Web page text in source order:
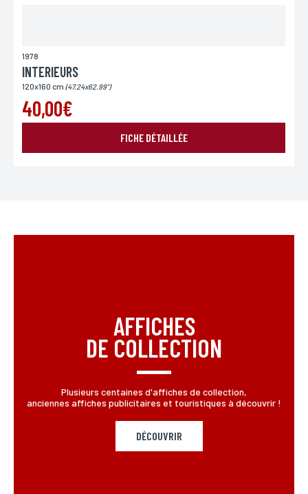
1978
INTERIEURS
120x160 cm (47.24x62.99")
40,00€
FICHE DÉTAILLÉE
AFFICHES
DE COLLECTION
Plusieurs centaines d'affiches de collection,
anciennes affiches publicitaires et touristiques à découvrir !
DÉCOUVRIR